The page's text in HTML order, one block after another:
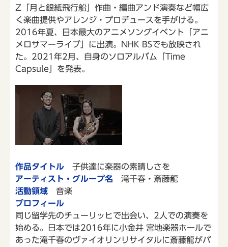
Z「月と銀紙飛行船」作曲・編曲アンド演奏など幅広
く楽曲提供やアレンジ・プロデュースを手がける。
2016年夏、日本最大のアニメソングイベント「アニ
メロサマーライブ」に出演。NHK BSでも放映され
た。2021年2月、自身のソロアルバム「Time
Capsule」を発表。
作品タイトル 子供達に楽器の素晴しさを
アーティスト・グループ名 滝千春・斎藤龍
活動領域 音楽
プロフィール
同じ留学先のチューリッヒで出会い、2人での演奏を
始める。日本では2016年に小金井 宮地楽器ホールで
あった滝千春のヴァイオリンリサイタルに斎藤龍がパ